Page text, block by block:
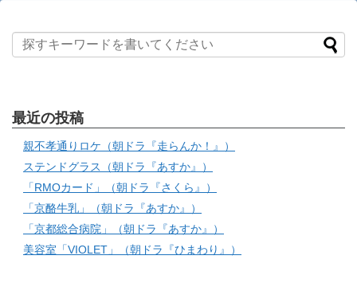
最近の投稿
親不孝通りロケ（朝ドラ『走らんか！』）
ステンドグラス（朝ドラ『あすか』）
「RMOカード」（朝ドラ『さくら』）
「京酪牛乳」（朝ドラ『あすか』）
「京都総合病院」（朝ドラ『あすか』）
美容室「VIOLET」（朝ドラ『ひまわり』）